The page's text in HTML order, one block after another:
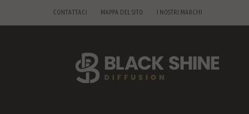
CONTATTACI MAPPA DEL SITO I NOSTRI MARCHI